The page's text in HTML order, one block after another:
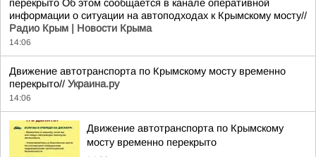
перекрыто Об этом сообщается в канале оперативной
информации о ситуации на автоподходах к Крымскому мосту//
Радио Крым | Новости Крыма
14:06
Движение автотранспорта по Крымскому мосту временно
перекрыто// Украина.ру
14:06
Движение автотранспорта по Крымскому
мосту временно перекрыто